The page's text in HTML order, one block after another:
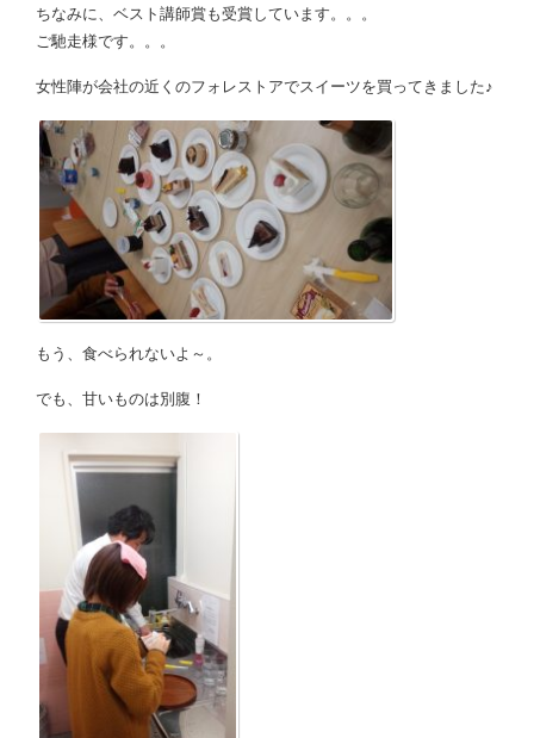
ちなみに、ベスト講師賞も受賞しています。。。
ご馳走様です。。。
女性陣が会社の近くのフォレストアでスイーツを買ってきました♪
もう、食べられないよ～。
でも、甘いものは別腹！